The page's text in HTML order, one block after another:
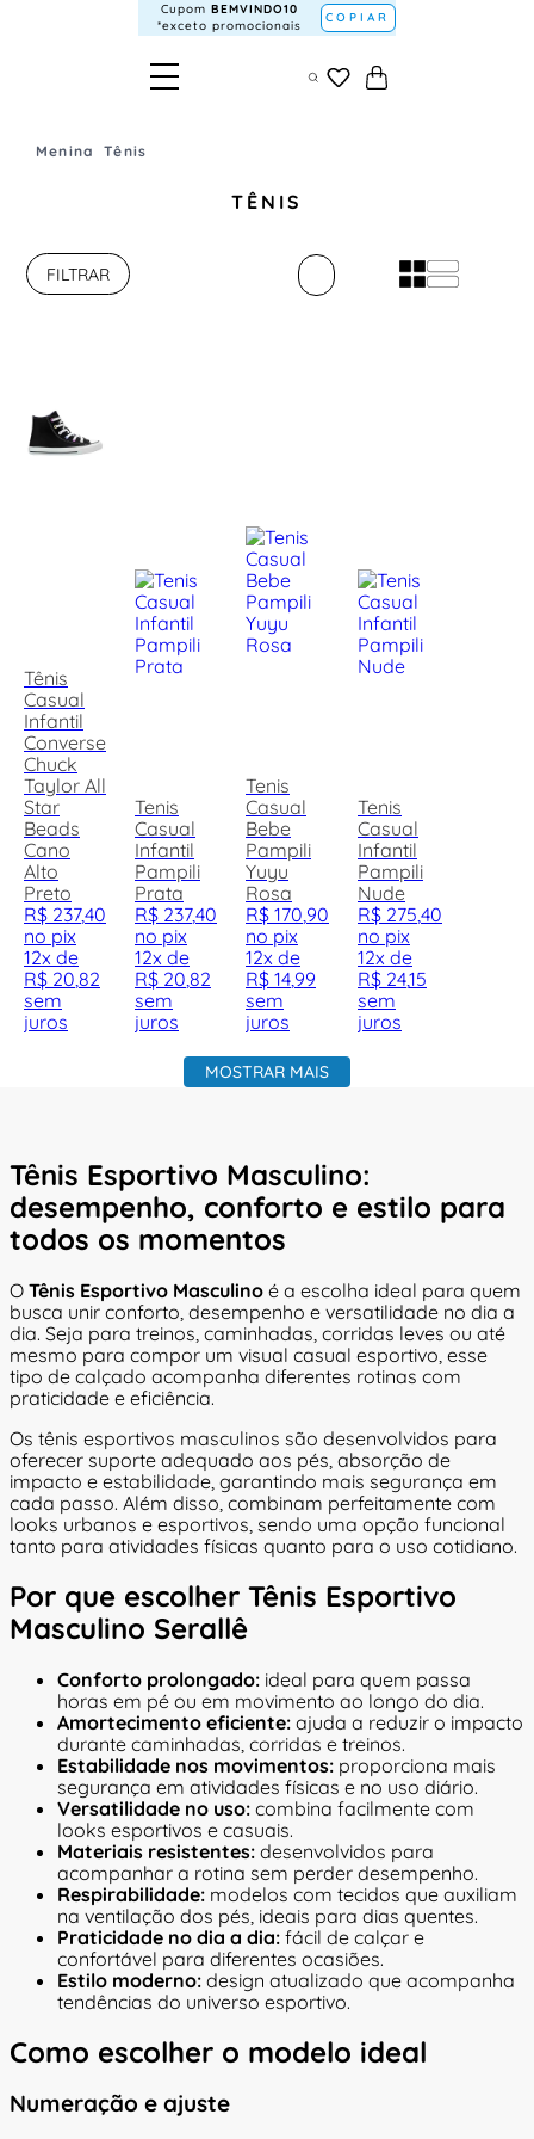
Cupom BEMVINDO10
*exceto promocionais
COPIAR
Menina Tênis
TÊNIS
FILTRAR
Tênis
Casual
Infantil
Converse
Chuck
Taylor All
Star
Beads
Cano
Alto
Preto
R$ 237,40
no pix
12x de
R$ 20,82
sem
juros
Tenis
Casual
Infantil
Pampili
Prata
R$ 237,40
no pix
12x de
R$ 20,82
sem
juros
Tenis
Casual
Bebe
Pampili
Yuyu
Rosa
R$ 170,90
no pix
12x de
R$ 14,99
sem
juros
Tenis
Casual
Infantil
Pampili
Nude
R$ 275,40
no pix
12x de
R$ 24,15
sem
juros
MOSTRAR MAIS
Tênis Esportivo Masculino:
desempenho, conforto e estilo para
todos os momentos
O Tênis Esportivo Masculino é a escolha ideal para quem
busca unir conforto, desempenho e versatilidade no dia a
dia. Seja para treinos, caminhadas, corridas leves ou até
mesmo para compor um visual casual esportivo, esse
tipo de calçado acompanha diferentes rotinas com
praticidade e eficiência.
Os tênis esportivos masculinos são desenvolvidos para
oferecer suporte adequado aos pés, absorção de
impacto e estabilidade, garantindo mais segurança em
cada passo. Além disso, combinam perfeitamente com
looks urbanos e esportivos, sendo uma opção funcional
tanto para atividades físicas quanto para o uso cotidiano.
Por que escolher Tênis Esportivo
Masculino Serallê
Conforto prolongado: ideal para quem passa
horas em pé ou em movimento ao longo do dia.
Amortecimento eficiente: ajuda a reduzir o impacto
durante caminhadas, corridas e treinos.
Estabilidade nos movimentos: proporciona mais
segurança em atividades físicas e no uso diário.
Versatilidade no uso: combina facilmente com
looks esportivos e casuais.
Materiais resistentes: desenvolvidos para
acompanhar a rotina sem perder desempenho.
Respirabilidade: modelos com tecidos que auxiliam
na ventilação dos pés, ideais para dias quentes.
Praticidade no dia a dia: fácil de calçar e
confortável para diferentes ocasiões.
Estilo moderno: design atualizado que acompanha
tendências do universo esportivo.
Como escolher o modelo ideal
Numeração e ajuste